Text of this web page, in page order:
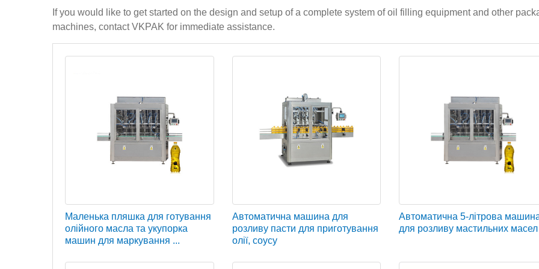
If you would like to get started on the design and setup of a complete system of oil filling equipment and other
machines, contact VKPAK for immediate assistance.
Маленька пляшка для готування
олійного масла та укупорка
машин для маркування ...
Автоматична машина для
розливу пасти для приготування
олії, соусу
Автоматична 5-літрова
для розливу мастильних масел